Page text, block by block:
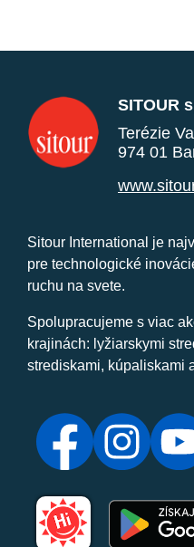
SITOUR
Terézie
974 01
Sitour International je
pre technologické
ruchu na svete.
Spolupracujeme s viac
krajinách: lyžiarskymi
strediskami, kúpaliskami